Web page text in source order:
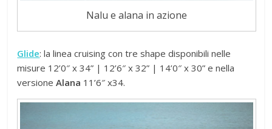
Nalu e alana in azione
Glide: la linea cruising con tre shape disponibili nelle
misure 12’0″ x 34” | 12’6″ x 32” | 14’0″ x 30” e nella
versioneAlana 11’6″ x34.